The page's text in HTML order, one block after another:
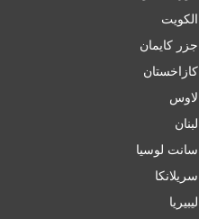
الكويت
جزر كايمان
كازاخستان
لاوس
لبنان
سانت لوسيا
سريلانكا
ليبيريا